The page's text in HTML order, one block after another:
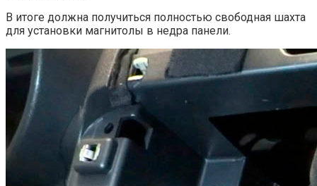
В итоге должна получиться полностью свободная шахта
для установки магнитолы в недра панели.